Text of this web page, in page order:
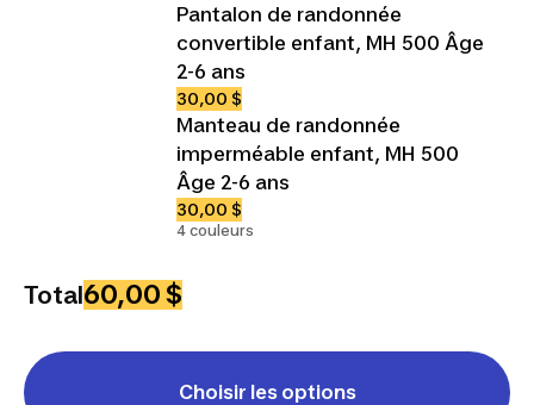
Pantalon de randonnée
convertible enfant, MH 500 Âge
2-6 ans
30,00 $
Manteau de randonnée
imperméable enfant, MH 500
Âge 2-6 ans
30,00 $
4 couleurs
Total60,00 $
Choisir les options